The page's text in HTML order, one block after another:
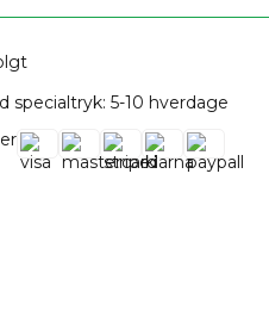
specialtryk: 5-10 hverdage